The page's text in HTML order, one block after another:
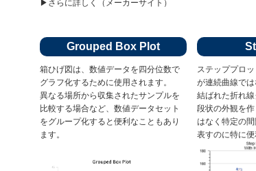
▶︎さらに詳しく（メーカーサイト）
Grouped Box Plot
箱ひげ図は、数値データを四分位数で
グラフ化するために使用されます。
異なる場所から収集されたサンプルを
比較する場合など、数値データセット
をグループ化すると便利なこともあり
ます。
ステッププロ
が連続曲線で
結ばれた折れ
段状の外観を
はなく特定の
表すのに特に便